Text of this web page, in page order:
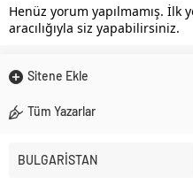
Henüz yorum yapılmamış. İlk
aracılığıyla siz yapabilirsiniz.
Sitene Ekle
Tüm Yazarlar
BULGARİSTAN